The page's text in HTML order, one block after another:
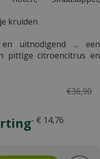
kruiden
en uitnodigend ... een
pittige citroencitrus en
€36,90
- € 14,76